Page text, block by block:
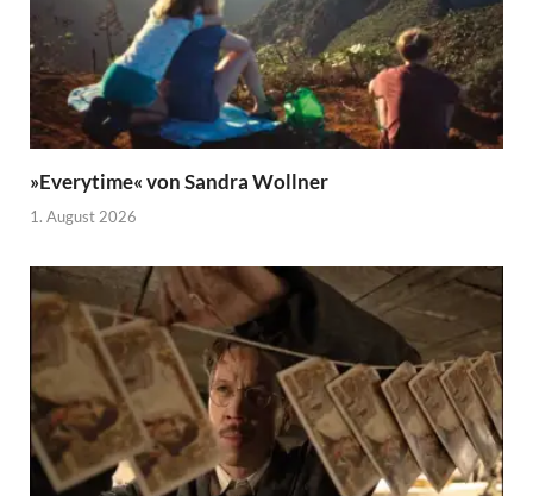
»Everytime« von Sandra Wollner
1. August 2026